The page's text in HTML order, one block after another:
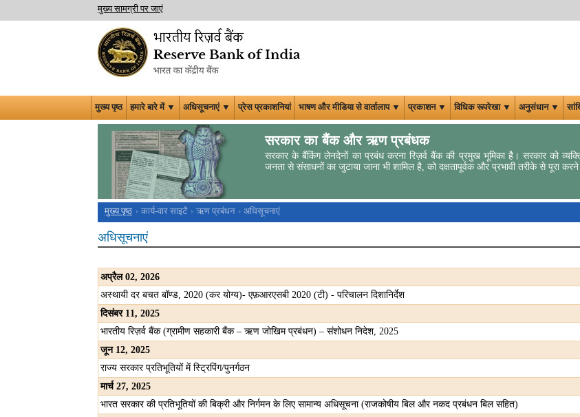
मुख्य सामग्री पर जाएं
मुख्य पृष्ठ हमारे बारे में ▼ अधिसूचनाएं ▼ प्रेस प्रकाशनियां भाषण और मीडिया से वार्तालाप ▼ प्रकाशन ▼ विधिक रूपरेखा ▼ अनुसंधान ▼
सरकार का बैंक और ऋण प्रबंधक
सरकार के बैंकिंग लेनदेनों का प्रबंध करना रिज़र्व बैंक की प्रमुख भूमिका है। सरकार को
जनता से संसाधनों का जुटाया जाना भी शामिल है, को दक्षतापूर्वक और प्रभावी तरीके से पूरा
मुख्य पृष्ठ कार्य-वार साइटें ऋण प्रबंधन अधिसूचनाएं
अधिसूचनाएं
अप्रैल02, 2026
अस्थायी दर बचत बॉण्ड, 2020 (कर योग्य)- एफ़आरएसबी 2020 (टी) - परिचालन दिशानिर्देश
दिसंबर11, 2025
भारतीय रिज़र्व बैंक (ग्रामीण सहकारी बैंक – ऋण जोखिम प्रबंधन) – संशोधन निदेश, 2025
जून12, 2025
राज्य सरकार प्रतिभूतियों में स्ट्रिपिंग/पुनर्गठन
मार्च27, 2025
भारत सरकार की प्रतिभूतियों की बिक्री और निर्गमन के लिए सामान्य अधिसूचना (राजकोषीय बिल और नकद प्रबंधन बिल सहित)